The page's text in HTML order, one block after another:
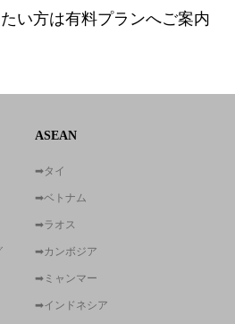
い方は有料プランへご案内
ASEAN
➡タイ
➡ベトナム
➡ラオス
➡カンボジア
➡ミャンマー
➡インドネシア